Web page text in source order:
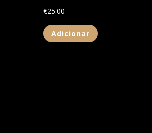
€25.00
Adicionar